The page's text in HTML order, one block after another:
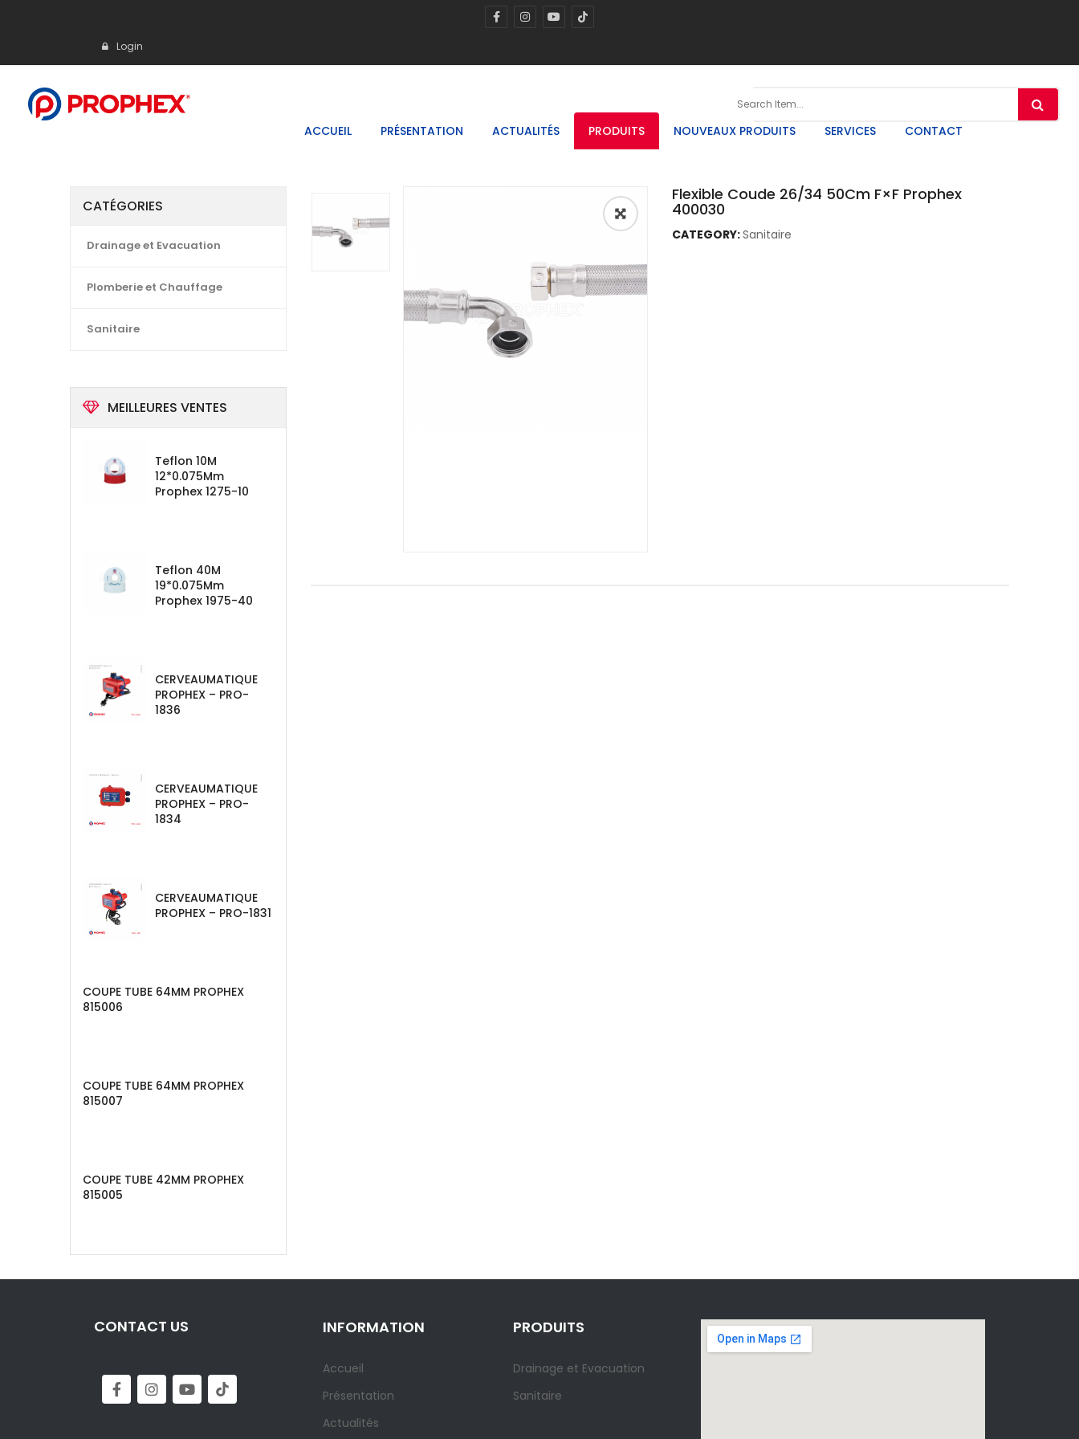
Login
ACCUEIL PRÉSENTATION ACTUALITÉS PRODUITS NOUVEAUX PRODUITS SERVICES CONTACT
CATÉGORIES
Drainage et Evacuation
Plomberie et Chauffage
Sanitaire
MEILLEURES VENTES
Teflon 10M
12*0.075Mm
Prophex 1275-10
Teflon 40M
19*0.075Mm
Prophex 1975-40
CERVEAUMATIQUE
PROPHEX – PRO-
1836
CERVEAUMATIQUE
PROPHEX – PRO-
1834
CERVEAUMATIQUE
PROPHEX – PRO-1831
COUPE TUBE 64MM PROPHEX
815006
COUPE TUBE 64MM PROPHEX
815007
COUPE TUBE 42MM PROPHEX
815005
🔍
Flexible Coude 26/34 50Cm F×F Prophex
400030
CATEGORY:Sanitaire
CONTACT US INFORMATION
Accueil
Présentation
Actualités
PRODUITS
Drainage et Evacuation
Sanitaire